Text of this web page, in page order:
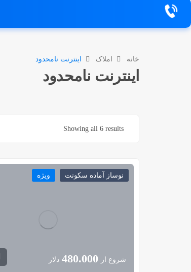
خانه املاک اینترنت نامحدود
اینترنت نامحدود
Showing all 6 results
نوساز آماده سکونت ویژه
شروع از 480.000 دلار